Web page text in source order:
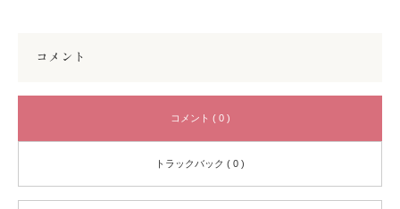
コメント
コメント ( 0 )
トラックバック ( 0 )